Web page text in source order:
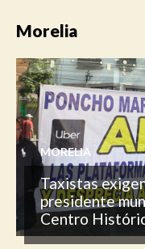
Morelia
MORELIA
Taxistas
presidente
Centro